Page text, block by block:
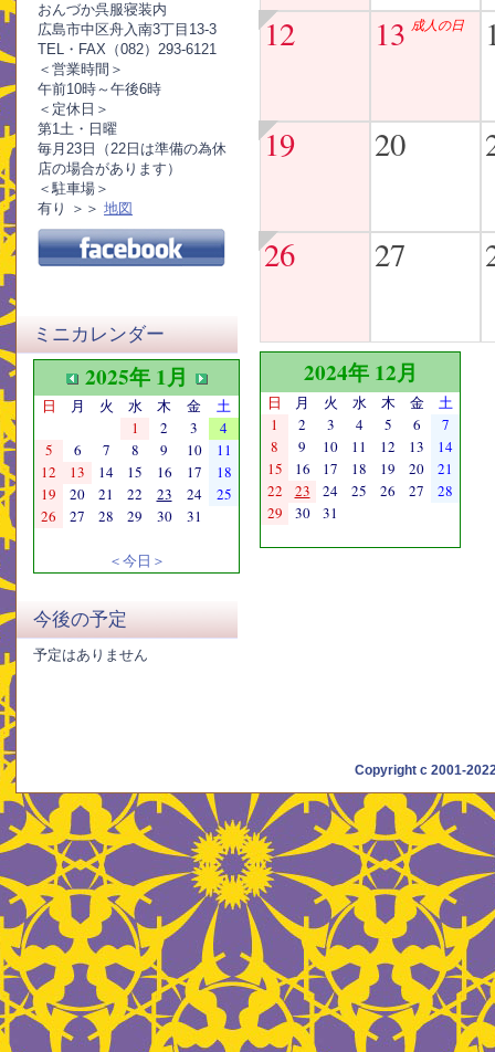
おんづか呉服寝装内
広島市中区舟入南3丁目13-3
TEL・FAX（082）293-6121
＜営業時間＞
午前10時～午後6時
＜定休日＞
第1土・日曜
毎月23日（22日は準備の為休
店の場合があります）
＜駐車場＞
有り ＞＞ 地図
ミニカレンダー
2025年 1月
日 月 火 水 木 金
土
1
2 3
4
5
6 7 8 9 10
11
12
13 14 15 16 17
18
19
20 21 22 23 24
25
26
27 28 29 30 31
＜今日＞
今後の予定
予定はありません
12 13 成人の日
19 20
26 27
2024年 12月
日 月 火 水 木 金
土
1
2 3 4 5 6
7
8
9 10 11 12 13
14
15
16 17 18 19 20
21
22
23 24 25 26 27
28
29
30 31
Copyright c 2001-